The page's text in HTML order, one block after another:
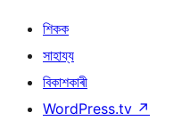
শিকক
সাহায্য
বিকাশকাৰী
WordPress.tv ↗